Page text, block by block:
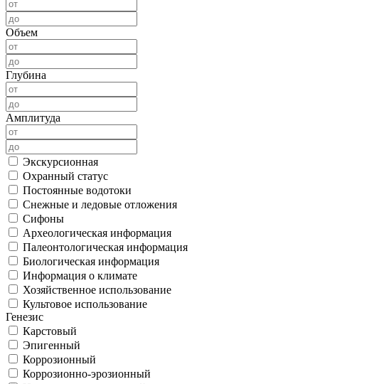
Объем
Глубина
Амплитуда
Экскурсионная
Охранный статус
Постоянные водотоки
Снежные и ледовые отложения
Сифоны
Археологическая информация
Палеонтологическая информация
Биологическая информация
Информация о климате
Хозяйственное использование
Культовое использование
Генезис
Карстовый
Эпигенный
Коррозионный
Коррозионно-эрозионный